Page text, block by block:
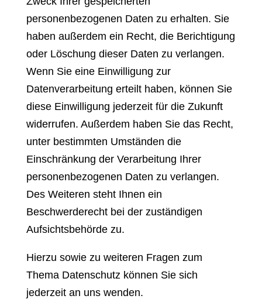
personenbezogenen Daten zu erhalten. Sie
haben außerdem ein Recht, die Berichtigung
oder Löschung dieser Daten zu verlangen.
Wenn Sie eine Einwilligung zur
Datenverarbeitung erteilt haben, können Sie
diese Einwilligung jederzeit für die Zukunft
widerrufen. Außerdem haben Sie das Recht,
unter bestimmten Umständen die
Einschränkung der Verarbeitung Ihrer
personenbezogenen Daten zu verlangen.
Des Weiteren steht Ihnen ein
Beschwerderecht bei der zuständigen
Aufsichtsbehörde zu.
Hierzu sowie zu weiteren Fragen zum
Thema Datenschutz können Sie sich
jederzeit an uns wenden.